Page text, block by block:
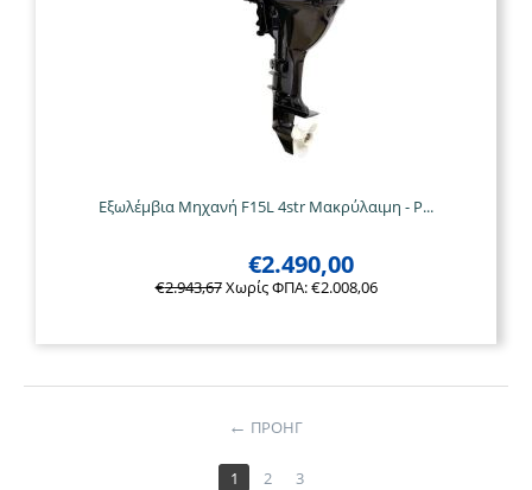
Εξωλέμβια Μηχανή F15L 4str Μακρύλαιμη - P...
€2.943,67
€2.490,00
Χωρίς ΦΠΑ:€2.008,06
ΠΡΟΗΓ
1 2 3